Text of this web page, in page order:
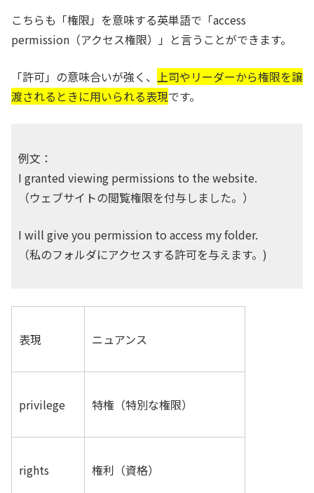
こちらも「権限」を意味する英単語で「access
permission（アクセス権限）」と言うことができます。
「許可」の意味合いが強く、 上司やリーダーから権限を譲
渡されるときに用いられる表現です。
例文：
I granted viewing permissions to the website.
（ウェブサイトの閲覧権限を付与しました。）
I will give you permission to access my folder.
（私のフォルダにアクセスする許可を与えます。)
表現 ニュアンス
privilege 特権（特別な権限）
rights 権利（資格）